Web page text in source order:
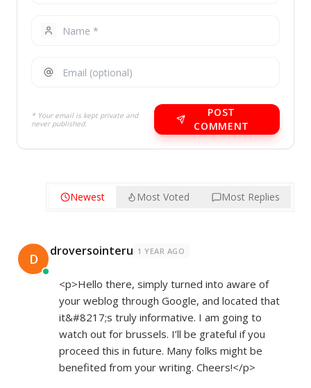
* Your email is kept private and
never published.
POST
COMMENT
Newest Most Voted Most Replies
D droversointeru 1 YEAR AGO
<p>Hello there, simply turned into aware of
your weblog through Google, and located that
it&#8217;s truly informative. I am going to
watch out for brussels. I’ll be grateful if you
proceed this in future. Many folks might be
benefited from your writing. Cheers!</p>